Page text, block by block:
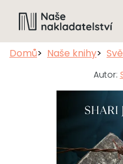
Domů Naše knihy
Autor: